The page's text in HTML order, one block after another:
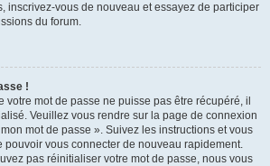
inscrivez-vous de nouveau et essayez de participer
du forum.
!
votre mot de passe ne puisse pas être récupéré, il
Veuillez vous rendre sur la page de connexion
mot de passe ». Suivez les instructions et vous
pouvoir vous connecter de nouveau rapidement.
pas réinitialiser votre mot de passe, nous vous